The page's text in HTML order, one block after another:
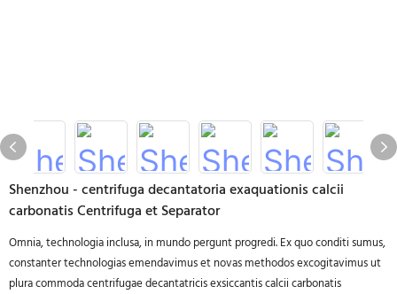
Shenzhou - centrifuga decantatoria exaquationis calcii
carbonatis Centrifuga et Separator
Omnia, technologia inclusa, in mundo pergunt progredi. Ex quo conditi sumus,
constanter technologias emendavimus et novas methodos excogitavimus ut
plura commoda centrifugae decantatricis exsiccantis calcii carbonatis